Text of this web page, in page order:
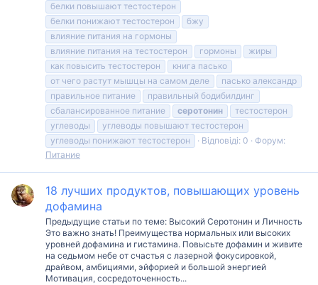
белки повышают тестостерон
белки понижают тестостерон
бжу
влияние питания на гормоны
влияние питания на тестостерон
гормоны
жиры
как повысить тестостерон
книга пасько
от чего растут мышцы на самом деле
пасько александр
правильное питание
правильный бодибилдинг
сбалансированное питание
серотонин
тестостерон
углеводы
углеводы повышают тестостерон
углеводы понижают тестостерон
Відповіді: 0
Форум:
Питание
18 лучших продуктов, повышающих уровень
дофамина
Предыдущие статьи по теме: Высокий Серотонин и Личность
Это важно знать! Преимущества нормальных или высоких
уровней дофамина и гистамина. Повысьте дофамин и живите
на седьмом небе от счастья с лазерной фокусировкой,
драйвом, амбициями, эйфорией и большой энергией
Мотивация, сосредоточенность...